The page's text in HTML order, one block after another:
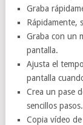
Graba
Rápidamente,
Graba con un
pantalla.
Ajusta el
pantalla
Crea un pase
sencillos pasos.
Copia vídeo